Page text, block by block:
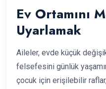
Ev Ortamını
Uyarlamak
Aileler, evde küçük
felsefesini günlük
çocuk için erişilebilir